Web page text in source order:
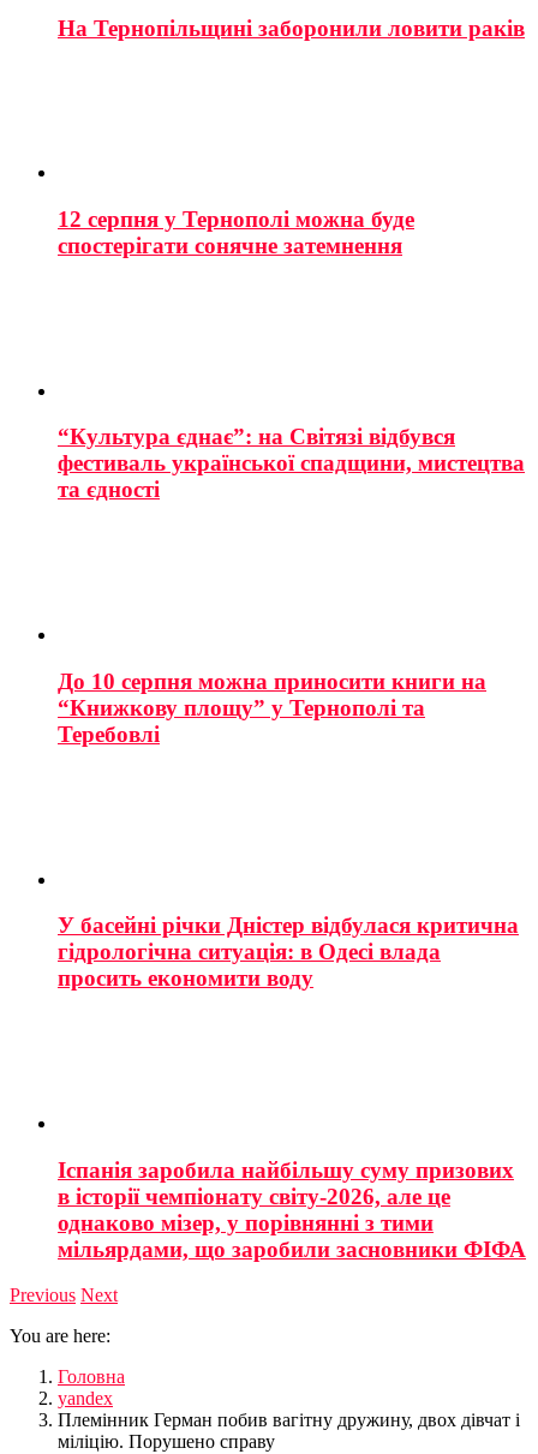
На Тернопільщині заборонили ловити раків
12 серпня у Тернополі можна буде
спостерігати сонячне затемнення
“Культура єднає”: на Світязі відбувся
фестиваль української спадщини, мистецтва
та єдності
До 10 серпня можна приносити книги на
“Книжкову площу” у Тернополі та
Теребовлі
У басейні річки Дністер відбулася критична
гідрологічна ситуація: в Одесі влада
просить економити воду
Іспанія заробила найбільшу суму призових
в історії чемпіонату світу-2026, але це
однаково мізер, у порівнянні з тими
мільярдами, що заробили засновники ФІФА
Previous Next
You are here:
Головна
yandex
Племінник Герман побив вагітну дружину, двох дівчат і
міліцію. Порушено справу